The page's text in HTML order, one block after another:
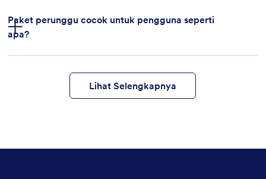
Paket perunggu cocok untuk pengguna seperti
apa?
Lihat Selengkapnya